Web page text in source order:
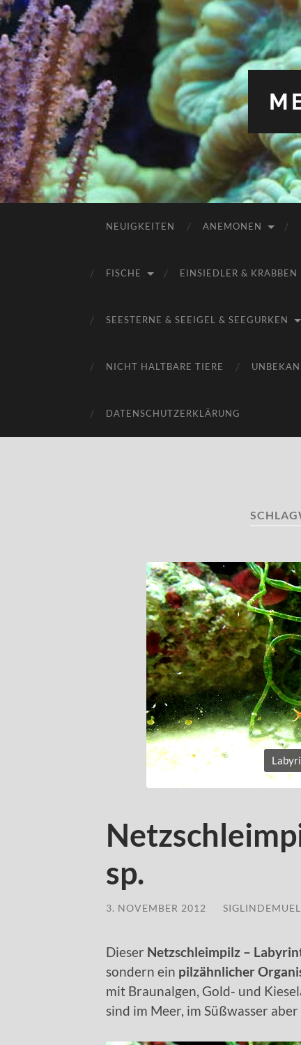
NEUIGKEITEN ANEMONEN
FISCHE EINSIEDLER & KRABBEN
SEESTERNE & SEEIGEL & SEEGURKEN
NICHT HALTBARE TIERE
DATENSCHUTZERKLÄRUNG
sp.
3. NOVEMBER 2012
Dieser Netzschleimpilz –
sondern ein pilzähnlicher
mit Braunalgen, Gold- und
sind im Meer, im Süßwasser